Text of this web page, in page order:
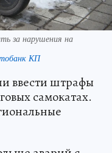
за нарушения на
КП
ввести штрафы
самокатах.